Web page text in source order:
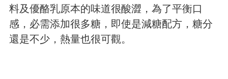
料及優酪乳原本的味道很酸澀，為了平衡口
感，必需添加很多糖，即使是減糖配方，糖分
還是不少，熱量也很可觀。